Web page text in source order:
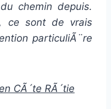
chemin depuis.
ce sont de vrais
particuliÃ¨re
CÃ´te RÃ´tie